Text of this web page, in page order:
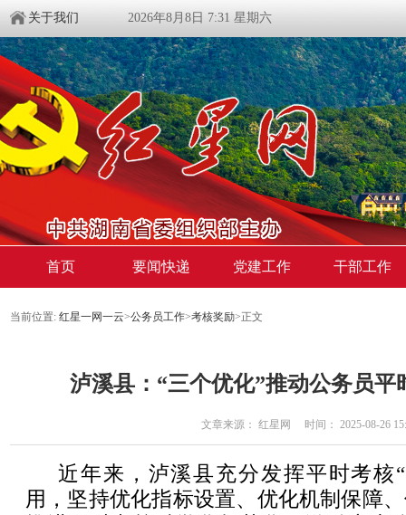
关于我们 2026年8月8日 7:31 星期六
首页 要闻快递 党建工作 干部工作
当前位置: 红星一网一云>公务员工作>考核奖励>正文
泸溪县：“三个优化”推动公务员平
文章来源： 红星网 时间： 2025-08-26
近年来，泸溪县充分发挥平时考核
用，坚持优化指标设置、优化机制保障